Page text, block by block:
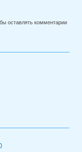
оставлять комментарии